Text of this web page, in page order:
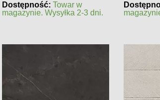
Dostępność: Towar w
magazynie. Wysyłka 2-3 dni.